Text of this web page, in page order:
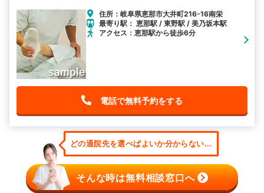
住所：岐阜県恵那市大井町216-16南栄
最寄り駅： 恵那駅 / 東野駅 / 美乃坂本駅
アクセス：恵那駅から徒歩6分
電話で無料予約をする
どの通院先を選べばよいか分からない...
そんな時は無料相談窓口へ